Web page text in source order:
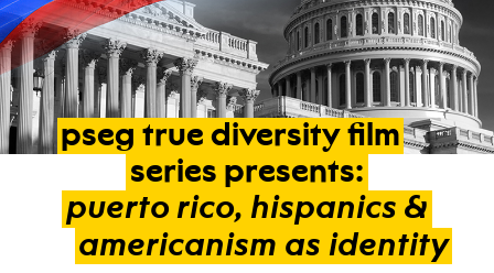
pseg true diversity film
series presents:
puertorico, hispanics &
americanism as identity